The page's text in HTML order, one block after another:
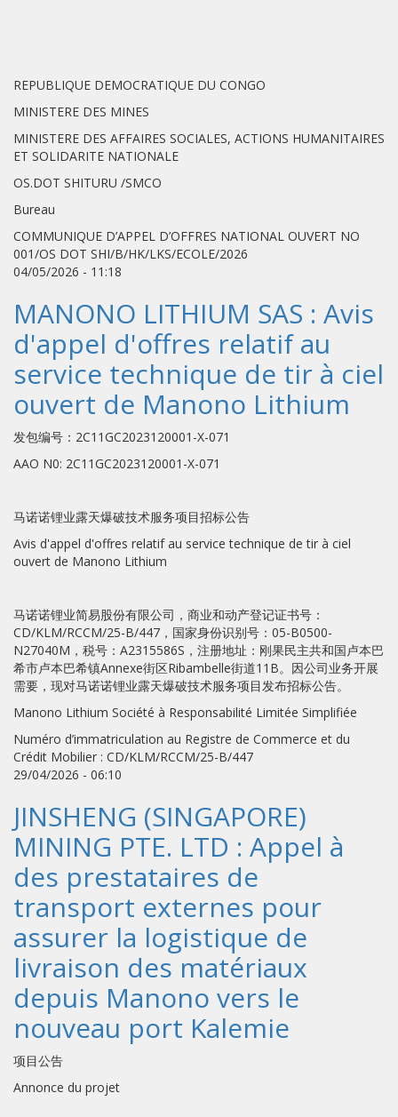
REPUBLIQUE DEMOCRATIQUE DU CONGO
MINISTERE DES MINES
MINISTERE DES AFFAIRES SOCIALES, ACTIONS HUMANITAIRES
ET SOLIDARITE NATIONALE
OS.DOT SHITURU /SMCO
Bureau
COMMUNIQUE D’APPEL D’OFFRES NATIONAL OUVERT NO
001/OS DOT SHI/B/HK/LKS/ECOLE/2026
04/05/2026 - 11:18
MANONO LITHIUM SAS : Avis
d'appel d'offres relatif au
service technique de tir à ciel
ouvert de Manono Lithium
发包编号：2C11GC2023120001-X-071
AAO N0: 2C11GC2023120001-X-071
马诺诺锂业露天爆破技术服务项目招标公告
Avis d'appel d'offres relatif au service technique de tir à ciel
ouvert de Manono Lithium
马诺诺锂业简易股份有限公司，商业和动产登记证书号：
CD/KLM/RCCM/25-B/447，国家身份识别号：05-B0500-
N27040M，税号：A2315586S，注册地址：刚果民主共和国卢本巴
希市卢本巴希镇Annexe街区Ribambelle街道11B。因公司业务开展
需要，现对马诺诺锂业露天爆破技术服务项目发布招标公告。
Manono Lithium Société à Responsabilité Limitée Simplifiée
Numéro d’immatriculation au Registre de Commerce et du
Crédit Mobilier : CD/KLM/RCCM/25-B/447
29/04/2026 - 06:10
JINSHENG (SINGAPORE)
MINING PTE. LTD : Appel à
des prestataires de
transport externes pour
assurer la logistique de
livraison des matériaux
depuis Manono vers le
nouveau port Kalemie
项目公告
Annonce du projet